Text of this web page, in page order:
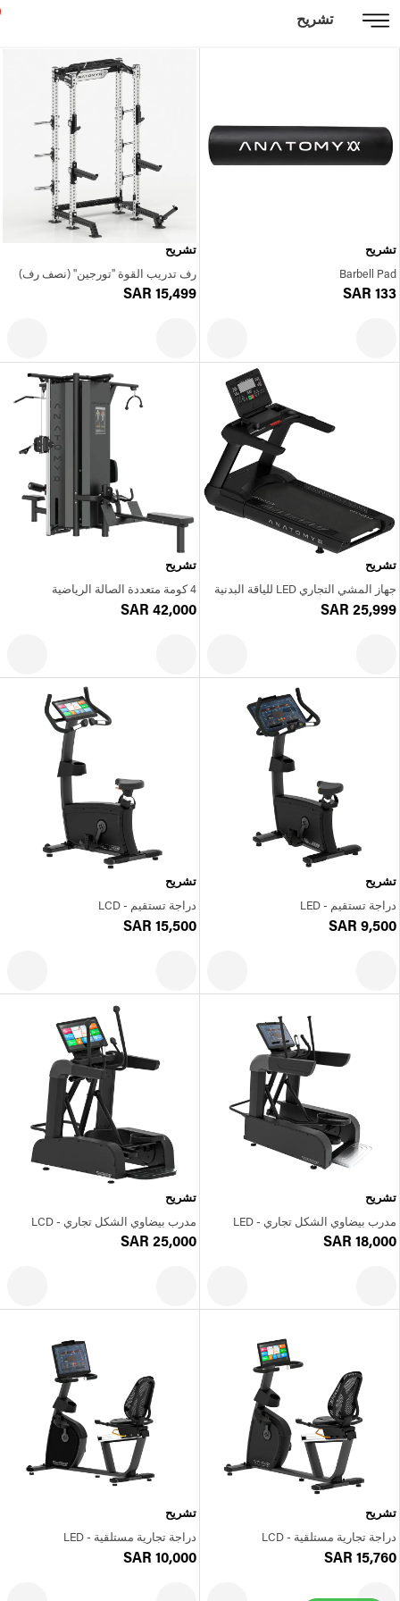
تشريح
تشريح
Barbell Pad
SAR 133
تشريح
رف تدريب القوة "تورجين" (نصف رف)
SAR 15,499
تشريح
جهاز المشي التجاري LED للياقة البدنية
SAR 25,999
تشريح
4 كومة متعددة الصالة الرياضية
SAR 42,000
تشريح
دراجة تستقيم - LED
SAR 9,500
تشريح
دراجة تستقيم - LCD
SAR 15,500
تشريح
مدرب بيضاوي الشكل تجاري - LED
SAR 18,000
تشريح
مدرب بيضاوي الشكل تجاري - LCD
SAR 25,000
تشريح
دراجة تجارية مستلقية - LCD
SAR 15,760
تشريح
دراجة تجارية مستلقية - LED
SAR 10,000